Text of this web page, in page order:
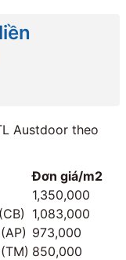
Austdoor theo
Đơn giá/m2
1,350,000
1,083,000
973,000
850,000